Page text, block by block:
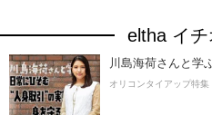
eltha イ
川島海荷さんと学
オリコンタイアップ特集